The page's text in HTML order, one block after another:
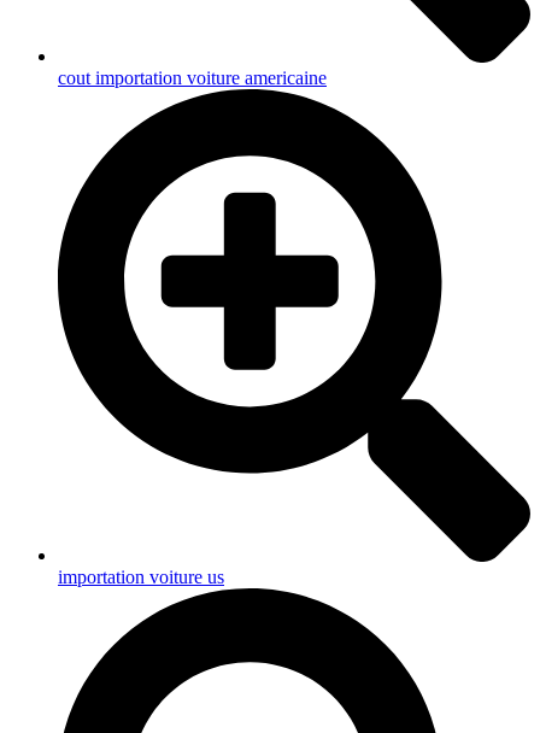
cout importation voiture americaine
importation voiture us